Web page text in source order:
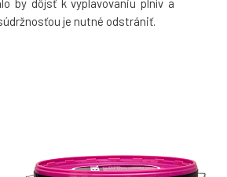
by dôjsť k vyplavovaniu plnív a
je nutné odstrániť.